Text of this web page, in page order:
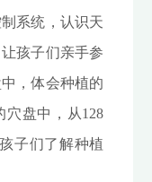
系统，认识天
孩子们亲手参
，体会种植的
穴盘中，从128
子们了解种植